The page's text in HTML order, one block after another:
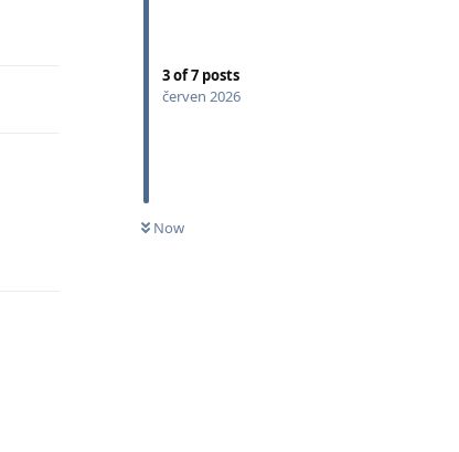
3of7 posts
červen 2026
Now